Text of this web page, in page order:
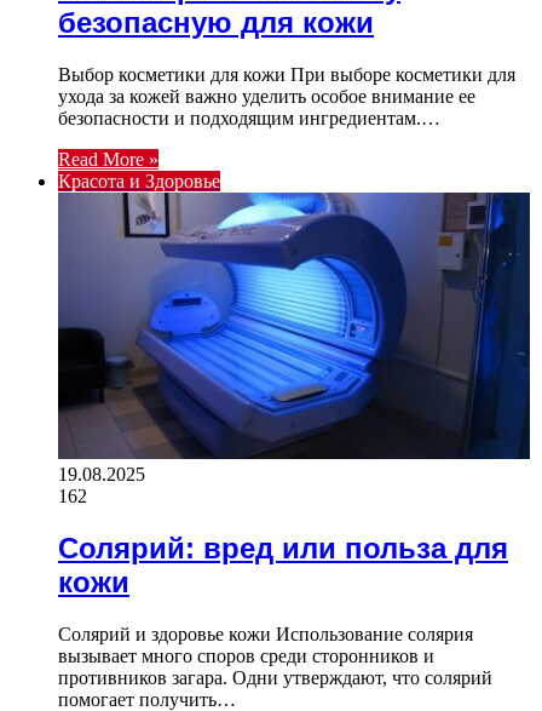
безопасную для кожи
Выбор косметики для кожи При выборе косметики для
ухода за кожей важно уделить особое внимание ее
безопасности и подходящим ингредиентам.…
Read More »
Красота и Здоровье
19.08.2025
162
Солярий: вред или польза для
кожи
Солярий и здоровье кожи Использование солярия
вызывает много споров среди сторонников и
противников загара. Одни утверждают, что солярий
помогает получить…